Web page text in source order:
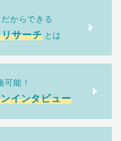
だからできる
サーチ とは
可能！
インタビュー